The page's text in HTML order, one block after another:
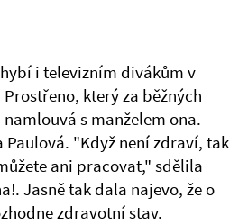
i televizním divákům v
který za běžných
s manželem ona.
Paulová. "Když není zdraví, tak
ani pracovat," sdělila
Jasně tak dala najevo, že o
zdravotní stav.